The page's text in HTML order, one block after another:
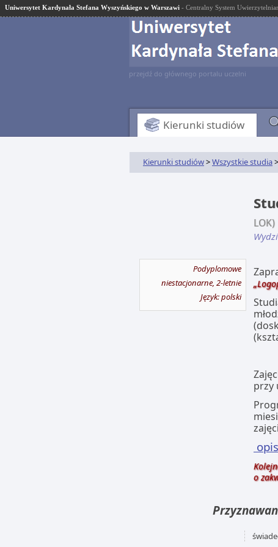
Uniwersytet Kardynała Stefana Wyszyńskiego w Warszawi - Centralny System
przejdź do głównego portalu uczelni
Kierunki studiów
Kierunki studiów>Wszystkie studia>
LOK)
Podyplomowe
niestacjonarne, 2-letnie
Język: polski
przy
o